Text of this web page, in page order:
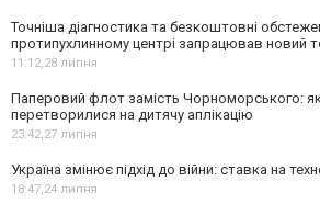
Точніша діагностика та безкоштовні
протипухлинному центрі запрацював новий
11:12,28 липня
Паперовий флот замість Чорноморського: як
перетворилися на дитячу аплікацію
23:42,27 липня
Україна змінює підхід до війни: ставка на
18:47,24 липня